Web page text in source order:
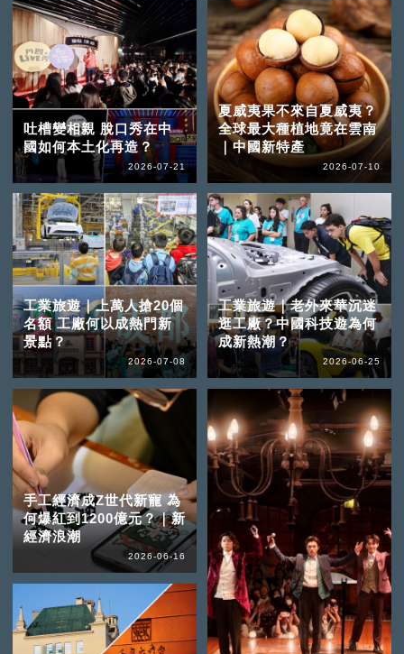
吐槽變相親 脫口秀在中
國如何本土化再造？
2026-07-21
夏威夷果不來自夏威夷？
全球最大種植地竟在雲南
｜中國新特產
2026-07-10
工業旅遊｜上萬人搶20個
名額 工廠何以成熱門新
景點？
2026-07-08
工業旅遊｜老外來華沉迷
逛工廠？中國科技遊為何
成新熱潮？
2026-06-25
手工經濟成Z世代新寵 為
何爆紅到1200億元？｜新
經濟浪潮
2026-06-16